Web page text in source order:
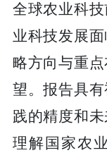
全球农业科
业科技发展
略方向与重
望。报告具
践的精度和
理解国家农